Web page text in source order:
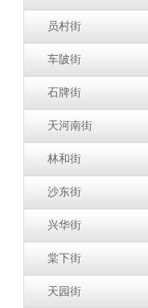
员村街
车陂街
石牌街
天河南街
林和街
沙东街
兴华街
棠下街
天园街